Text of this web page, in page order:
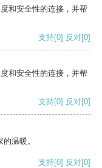
和安全性的连接，并帮
支持[0] 反对[0]
和安全性的连接，并帮
支持[0] 反对[0]
温暖。
支持[0] 反对[0]